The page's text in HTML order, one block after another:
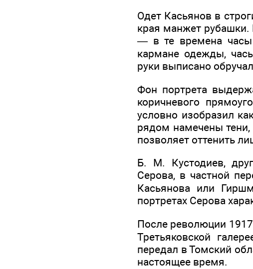
Одет Касьянов в
края манжет
— в те времена часы
кармане одежды,
руки выписано
Фон портрета
коричневого
условно изобразил
рядом намечены
позволяет оттенить
Б. М. Кустодиев,
Серова, в частной
Касьянова или
портретах Серова
После революции 1917
Третьяковской
передал в Томский
настоящее время.